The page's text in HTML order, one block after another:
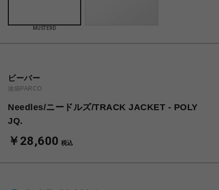
MUSTERD
ビーバー
池袋PARCO
Needles/ニードルズ/TRACK JACKET - POLY
JQ.
￥28,600 税込